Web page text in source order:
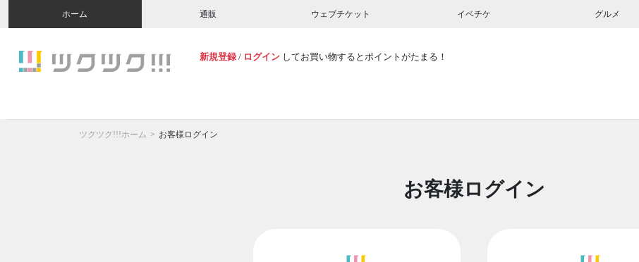
ホーム 通販 ウェブチケット イベチケ グルメ
新規登録 / ログイン してお買い物するとポイントがたまる！
ツクツク!!!ホーム お客様ログイン
お客様ログイン